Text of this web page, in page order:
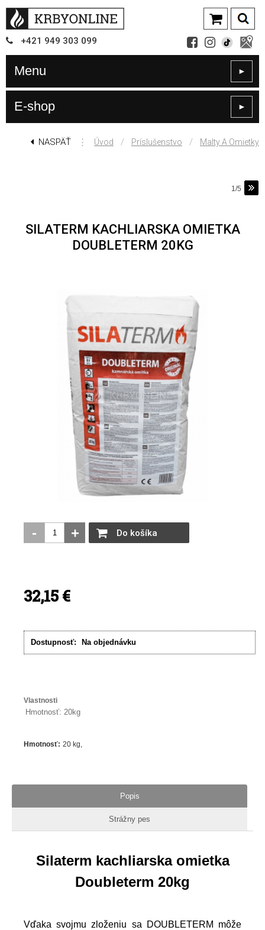
+421 949 303 099
Menu ►
E-shop ►
NASPÄŤ ⋮ Úvod / Príslušenstvo / Malty A Omietky
1/5
SILATERM KACHLIARSKA OMIETKA
DOUBLETERM 20KG
- + Do košíka
32,15 €
Dostupnosť: Na objednávku
Vlastnosti
Hmotnosť: 20kg
Hmotnosť: 20 kg
Popis
Strážny pes
Silaterm kachliarska omietka
Doubleterm 20kg
Vďaka svojmu zloženiu sa DOUBLETERM môže